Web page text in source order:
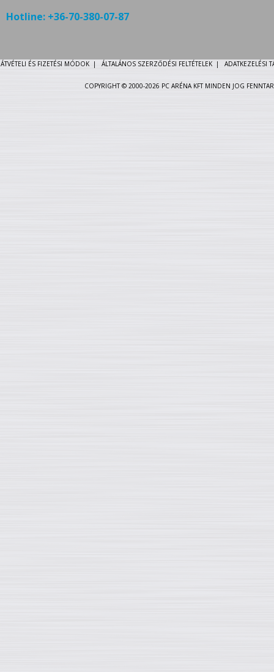
Hotline: +36-70-380-07-87
ÁTVÉTELI ÉS FIZETÉSI MÓDOK| ÁLTALÁNOS SZERZŐDÉSI FELTÉTELEK| ADATKEZELÉSI
COPYRIGHT © 2000-2026 PC ARÉNA KFT MINDEN JOG